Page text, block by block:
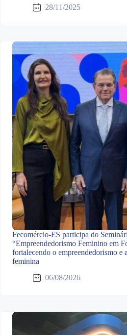
28/11/2025
Fecomércio-ES participa do
“Empreendedorismo Feminino em
fortalecendo o empreendedorismo e
feminina
06/08/2026